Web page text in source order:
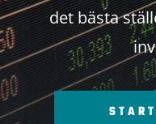
det bästa